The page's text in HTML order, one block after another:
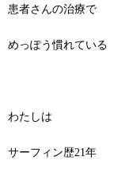
患者さんの治療で
めっぽう慣れている
わたしは
サーフィン歴21年